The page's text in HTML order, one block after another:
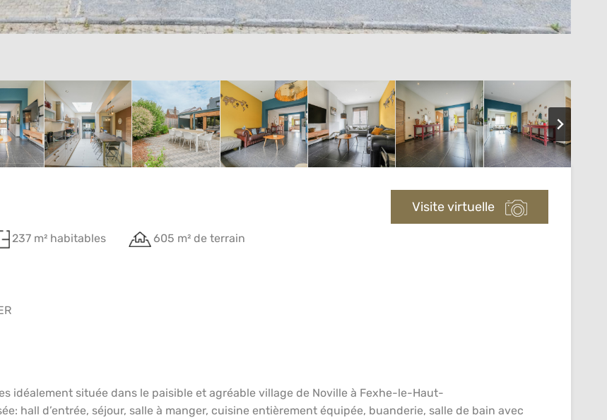
Visite virtuelle
237 m² habitables 605 m² de terrain
idéalement située dans le paisible et agréable village de Noville à Fexhe-le-Haut-
hall d’entrée, séjour, salle à manger, cuisine entièrement équipée, buanderie, salle de bain avec